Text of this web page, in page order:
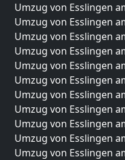
Umzug von Esslingen
Umzug von Esslingen
Umzug von Esslingen
Umzug von Esslingen
Umzug von Esslingen
Umzug von Esslingen
Umzug von Esslingen
Umzug von Esslingen
Umzug von Esslingen
Umzug von Esslingen
Umzug von Esslingen